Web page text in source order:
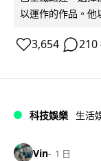
以運作的作品。他
3,654 210
科技娛樂 生活
Vin 1 日